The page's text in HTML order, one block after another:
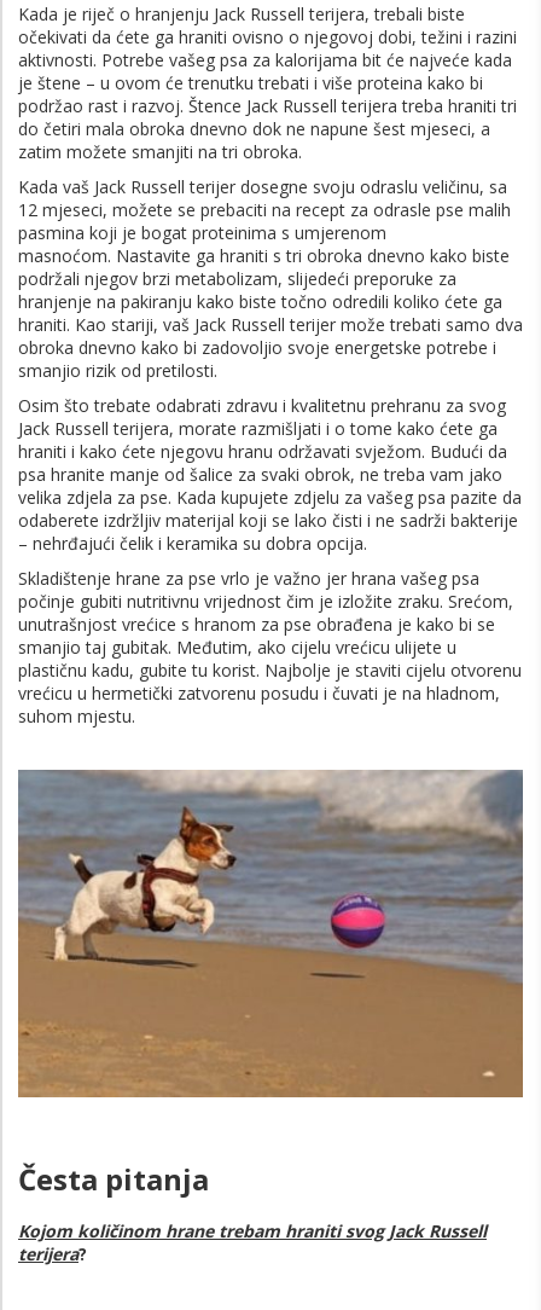
Kada je riječ o hranjenju Jack Russell terijera, trebali biste
očekivati ​​da ćete ga hraniti ovisno o njegovoj dobi, težini i razini
aktivnosti. Potrebe vašeg psa za kalorijama bit će najveće kada
je štene – u ovom će trenutku trebati i više proteina kako bi
podržao rast i razvoj. Štence Jack Russell terijera treba hraniti tri
do četiri mala obroka dnevno dok ne napune šest mjeseci, a
zatim možete smanjiti na tri obroka.
Kada vaš Jack Russell terijer dosegne svoju odraslu veličinu, sa
12 mjeseci, možete se prebaciti na recept za odrasle pse malih
pasmina koji je bogat proteinima s umjerenom
masnoćom. Nastavite ga hraniti s tri obroka dnevno kako biste
podržali njegov brzi metabolizam, slijedeći preporuke za
hranjenje na pakiranju kako biste točno odredili koliko ćete ga
hraniti. Kao stariji, vaš Jack Russell terijer može trebati samo dva
obroka dnevno kako bi zadovoljio svoje energetske potrebe i
smanjio rizik od pretilosti.
Osim što trebate odabrati zdravu i kvalitetnu prehranu za svog
Jack Russell terijera, morate razmišljati i o tome kako ćete ga
hraniti i kako ćete njegovu hranu održavati svježom. Budući da
psa hranite manje od šalice za svaki obrok, ne treba vam jako
velika zdjela za pse. Kada kupujete zdjelu za vašeg psa pazite da
odaberete izdržljiv materijal koji se lako čisti i ne sadrži bakterije
– nehrđajući čelik i keramika su dobra opcija.
Skladištenje hrane za pse vrlo je važno jer hrana vašeg psa
počinje gubiti nutritivnu vrijednost čim je izložite zraku. Srećom,
unutrašnjost vrećice s hranom za pse obrađena je kako bi se
smanjio taj gubitak. Međutim, ako cijelu vrećicu ulijete u
plastičnu kadu, gubite tu korist. Najbolje je staviti cijelu otvorenu
vrećicu u hermetički zatvorenu posudu i čuvati je na hladnom,
suhom mjestu.
Česta pitanja
Kojom količinom hrane trebam hraniti svog Jack Russell
terijera?